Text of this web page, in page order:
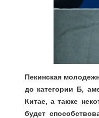
Пекинская
до категории Б,
Китае, а также
будет